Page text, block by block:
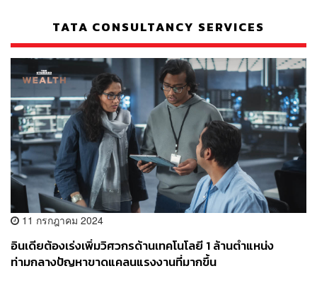
TATA CONSULTANCY SERVICES
11 กรกฎาคม 2024
อินเดียต้องเร่งเพิ่มวิศวกรด้านเทคโนโลยี 1 ล้านตำแหน่ง
ท่ามกลางปัญหาขาดแคลนแรงงานที่มากขึ้น